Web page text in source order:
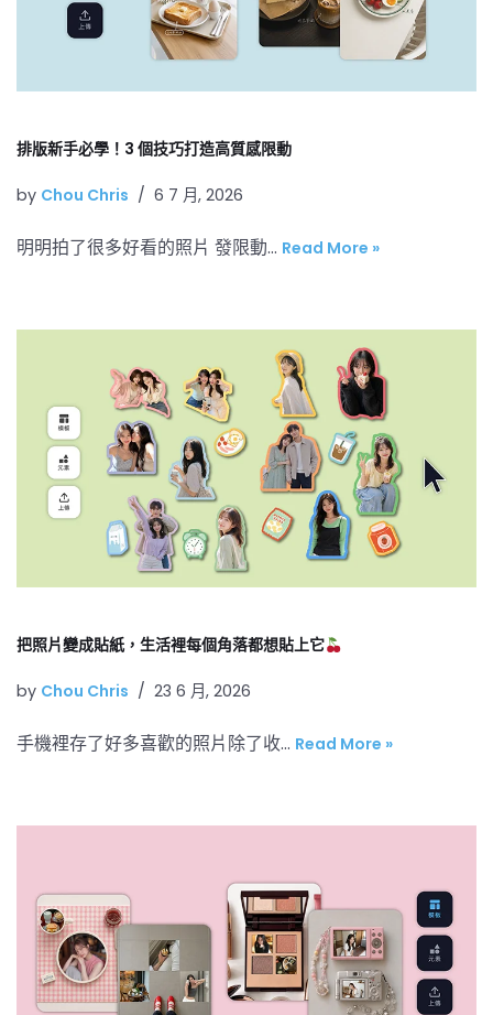
排版新手必學！3 個技巧打造高質感限動
by Chou Chris 6 7 月, 2026
明明拍了很多好看的照片 發限動… Read More »
把照片變成貼紙，生活裡每個角落都想貼上它
by Chou Chris 23 6 月, 2026
手機裡存了好多喜歡的照片除了收… Read More »